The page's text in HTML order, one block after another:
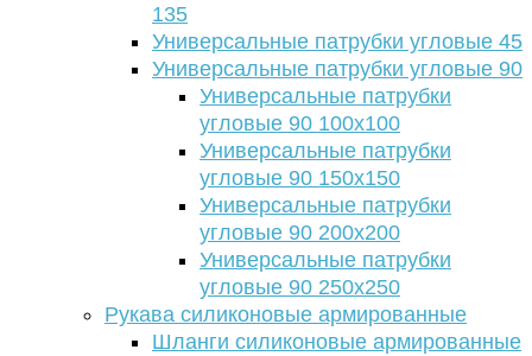
135
Универсальные патрубки угловые 45
Универсальные патрубки угловые 90
Универсальные патрубки
угловые 90 100х100
Универсальные патрубки
угловые 90 150х150
Универсальные патрубки
угловые 90 200х200
Универсальные патрубки
угловые 90 250х250
Рукава силиконовые армированные
Шланги силиконовые армированные